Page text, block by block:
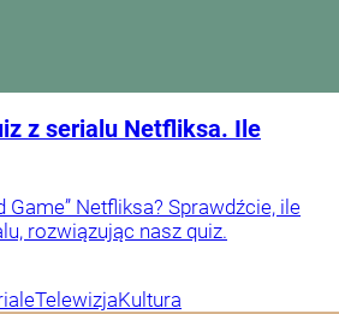
z serialu Netfliksa. Ile
Game” Netfliksa? Sprawdźcie, ile
rozwiązując nasz quiz.
TelewizjaKultura